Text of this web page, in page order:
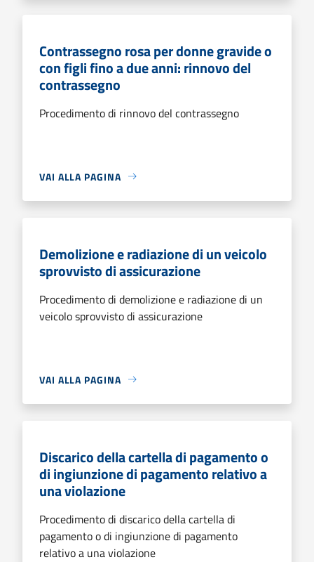
Contrassegno rosa per donne gravide o
con figli fino a due anni: rinnovo del
contrassegno
Procedimento di rinnovo del contrassegno
VAI ALLA PAGINA
Demolizione e radiazione di un veicolo
sprovvisto di assicurazione
Procedimento di demolizione e radiazione di un
veicolo sprovvisto di assicurazione
VAI ALLA PAGINA
Discarico della cartella di pagamento o
di ingiunzione di pagamento relativo a
una violazione
Procedimento di discarico della cartella di
pagamento o di ingiunzione di pagamento
relativo a una violazione